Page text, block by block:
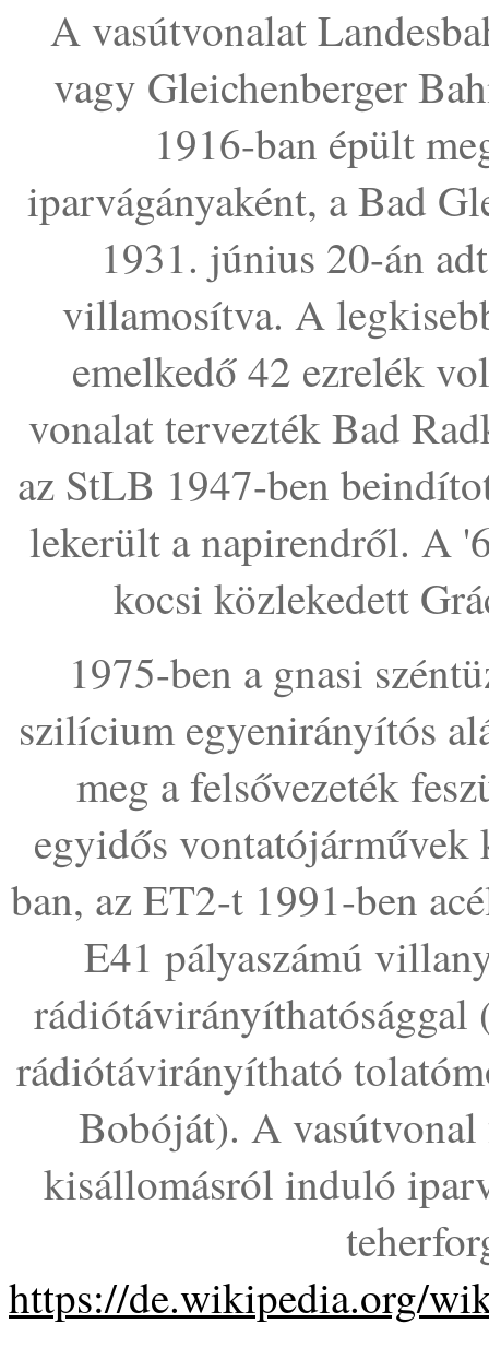
A vasútvonalat
vagy Gleichenberger
1916-ban épült
iparvágányaként, a Bad
1931. június 20-án
villamosítva. A
emelkedő 42 ezrelék
vonalat tervezték Bad
az StLB 1947-ben
lekerült a napirendről. A
kocsi közlekedett
1975-ben a gnasi
szilícium egyenirányítós
meg a felsővezeték
egyidős
ban, az ET2-t 1991-ben
E41 pályaszámú
rádiótávirányítható
Bobóját). A
kisállomásról induló
https://de.wikipedia.org/